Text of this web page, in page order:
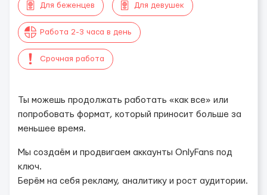
Для беженцев Для девушек
Работа 2-3 часа в день
Срочная работа
Ты можешь продолжать работать «как все» или
попробовать формат, который приносит больше за
меньшее время.
Мы создаём и продвигаем аккаунты OnlyFans под
ключ.
Берём на себя рекламу, аналитику и рост аудитории.